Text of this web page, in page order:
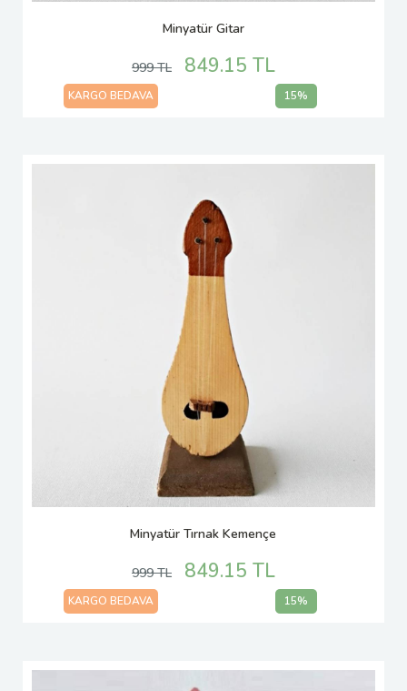
Minyatür Gitar
999 TL 849.15 TL
KARGO BEDAVA 15%
Minyatür Tırnak Kemençe
999 TL 849.15 TL
KARGO BEDAVA 15%